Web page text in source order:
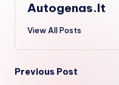
Autogenas.lt
View All Posts
Post
Previous Post